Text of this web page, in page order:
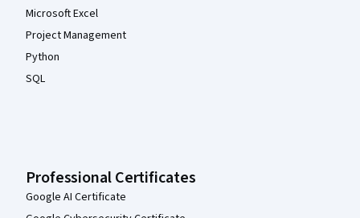
Microsoft Excel
Project Management
Python
SQL
Professional Certificates
Google AI Certificate